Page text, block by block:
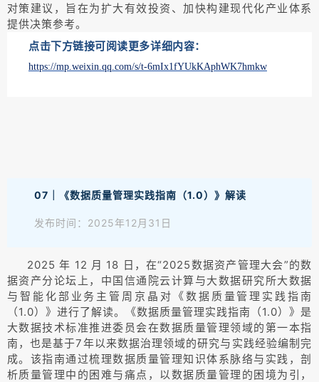
对策建议，旨在为扩大有效投资、加快构建现代化产业体系
提供决策参考。
点击下方链接可阅读更多详细内容：
https://mp.weixin.qq.com/s/t-6mIx1fYUkKAphWK7hmkw
07｜《数据质量管理实践指南（1.0）》解读
发布时间：2025年12月31日
2025 年 12 月 18 日，在“2025数据资产管理大会”的数
据资产分论坛上，中国信通院云计算与大数据研究所大数据
与智能化部业务主管周京晶对《数据质量管理实践指南
（1.0）》进行了解读。《数据质量管理实践指南（1.0）》是
大数据技术标准推进委员会在数据质量管理领域的第一本指
南，也是基于7年以来数据治理领域的研究与实践经验编制完
成。该指南通过梳理数据质量管理知识体系脉络与实践，剖
析质量管理中的困难与痛点，以数据质量管理的困境为引，